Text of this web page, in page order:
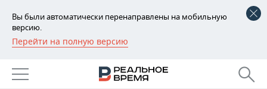
Вы были автоматически перенаправлены на мобильную
версию.
Перейти на полную версию
РЕГИОНЫ
БАШКОРТОСТАН
НОВОСТИ
Стало известно, что войдет в